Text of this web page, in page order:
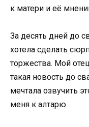
к матери и её
За десять дней до
хотела сделать
торжества. Мой
такая новость до
мечтала озвучить
меня к алтарю.